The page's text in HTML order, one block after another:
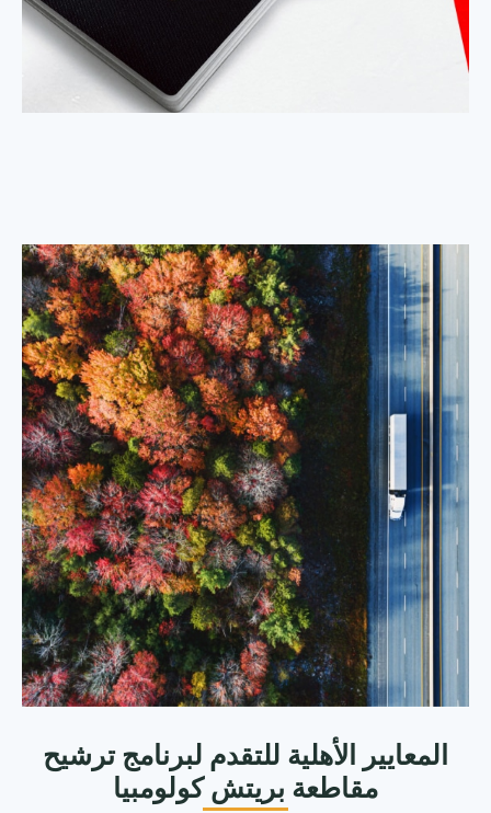
المعايير الأهلية للتقدم لبرنامج ترشيح
مقاطعة بريتش كولومبيا